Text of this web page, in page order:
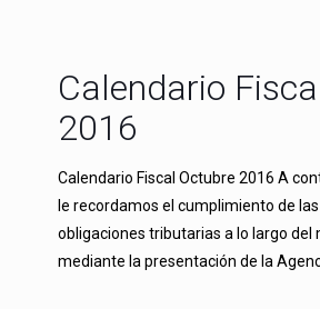
Calendario
2016
Calendario Fiscal Octubre 2016 A
le recordamos el cumplimiento de
obligaciones tributarias a lo largo del
mediante la presentación de la